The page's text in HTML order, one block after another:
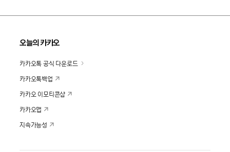
오늘의 카카오
카카오톡 공식 다운로드
카카오톡백업
카카오 이모티콘샵
카카오맵
지속가능성